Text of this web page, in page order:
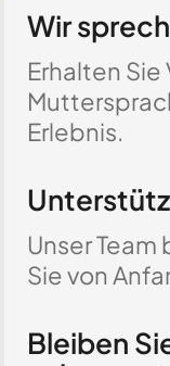
Wir
Erhalten
Erlebnis.
Unser
Sie von
Bleiben